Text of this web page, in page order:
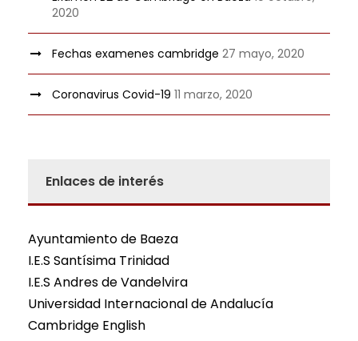
2020
Fechas examenes cambridge 27 mayo, 2020
Coronavirus Covid-19 11 marzo, 2020
Enlaces de interés
Ayuntamiento de Baeza
I.E.S Santísima Trinidad
I.E.S Andres de Vandelvira
Universidad Internacional de Andalucía
Cambridge English